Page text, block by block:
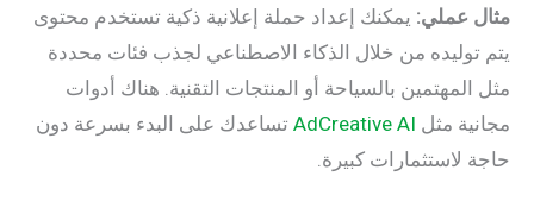
مثال عملي: يمكنك إعداد حملة إعلانية ذكية تستخدم محتوى
يتم توليده من خلال الذكاء الاصطناعي لجذب فئات محددة
مثل المهتمين بالسياحة أو المنتجات التقنية. هناك أدوات
مجانية مثل AdCreative AI تساعدك على البدء بسرعة دون
حاجة لاستثمارات كبيرة.